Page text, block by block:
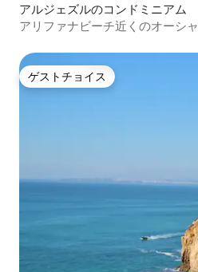
アルジェズルのコンドミニアム
アリファナビーチ近くのオーシ
ゲストチョイス
ゲストチョイス